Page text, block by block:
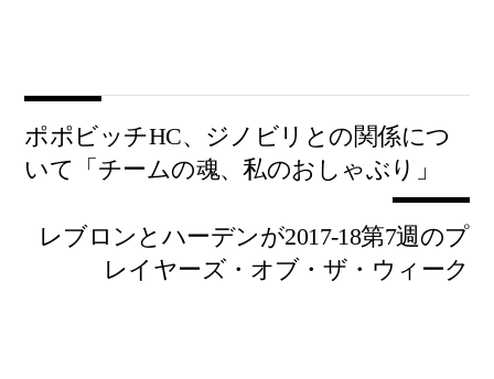
ポポビッチHC、ジノビリとの関係につ
いて「チームの魂、私のおしゃぶり」
レブロンとハーデンが2017-18第7週のプ
レイヤーズ・オブ・ザ・ウィーク